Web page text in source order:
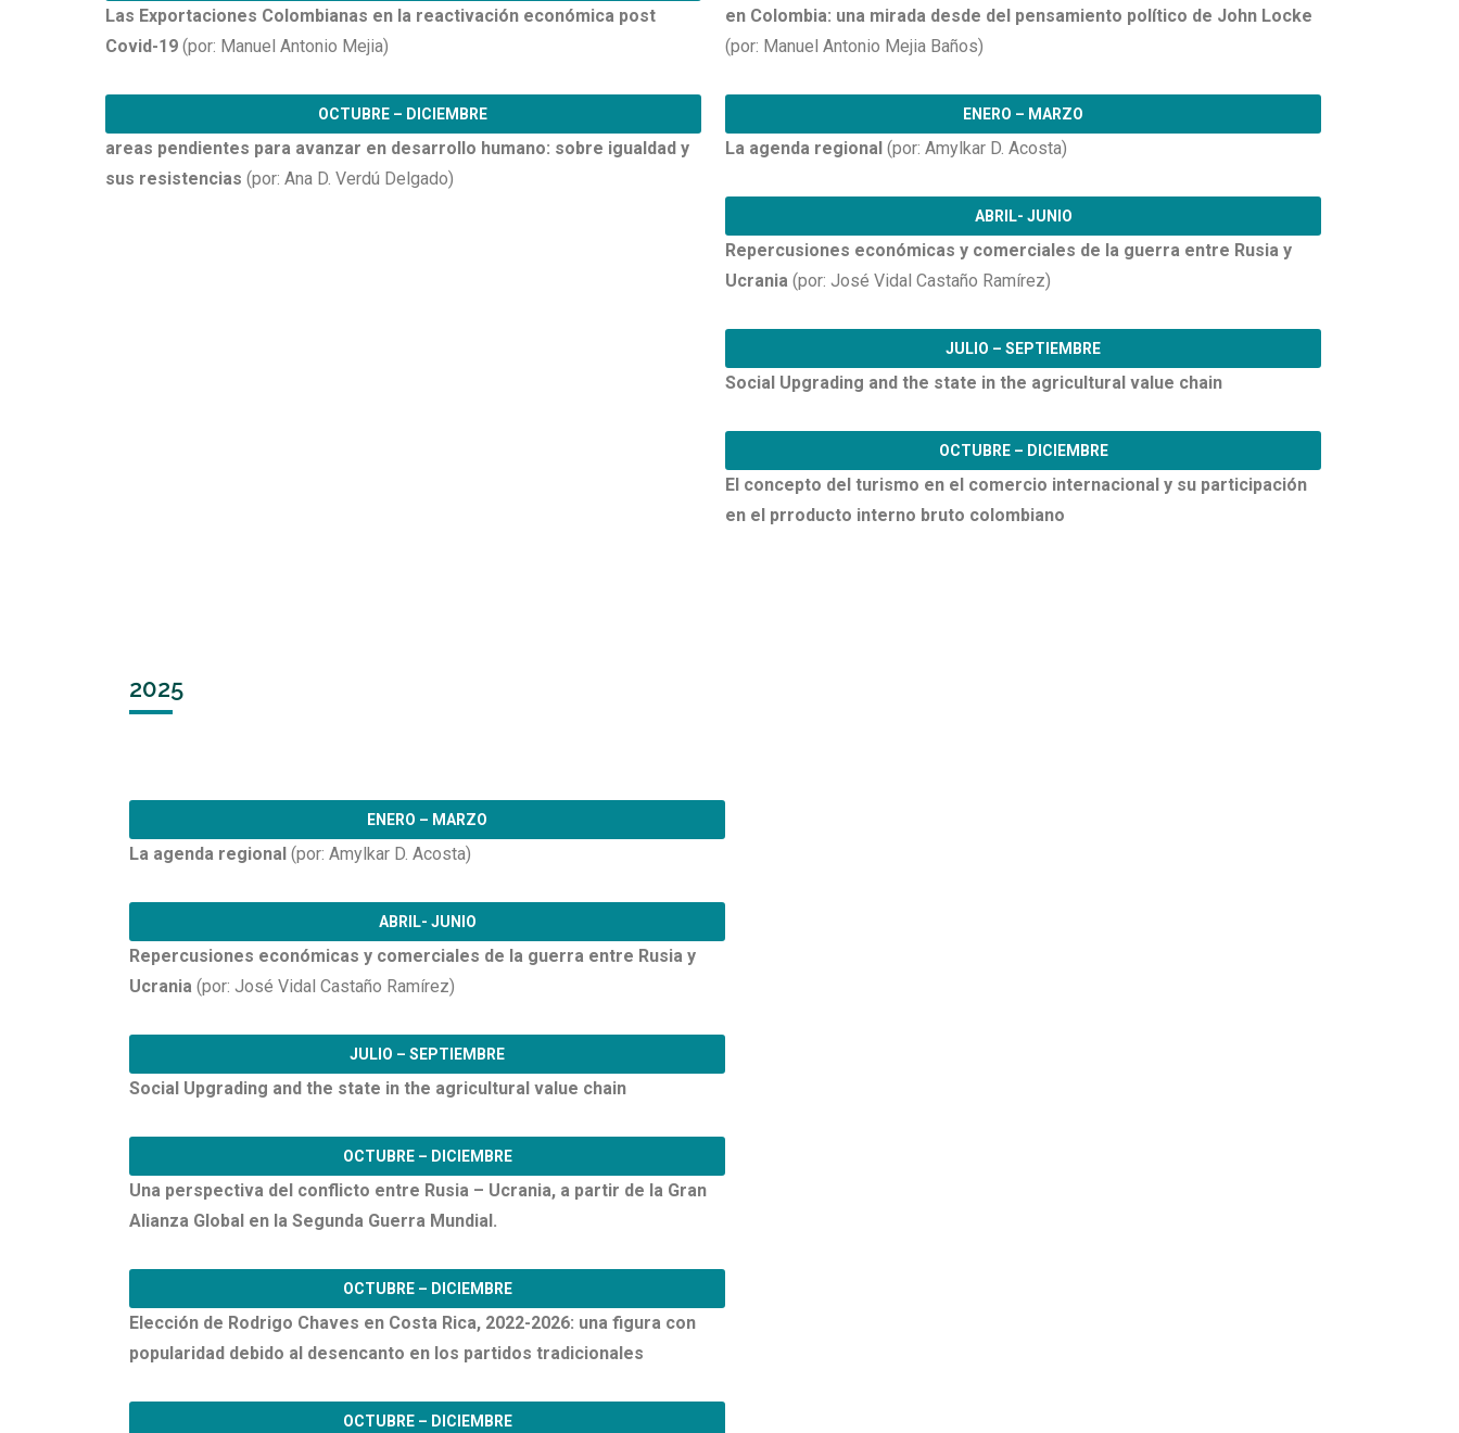
Las Exportaciones Colombianas en la reactivación económica post
Covid-19 (por: Manuel Antonio Mejia)
OCTUBRE – DICIEMBRE
areas pendientes para avanzar en desarrollo humano: sobre igualdad y
sus resistencias (por: Ana D. Verdú Delgado)
en Colombia: una mirada desde del pensamiento político de John Locke
(por: Manuel Antonio Mejia Baños)
ENERO – MARZO
La agenda regional (por: Amylkar D. Acosta)
ABRIL- JUNIO
Repercusiones económicas y comerciales de la guerra entre Rusia y
Ucrania (por: José Vidal Castaño Ramírez)
JULIO – SEPTIEMBRE
Social Upgrading and the state in the agricultural value chain
OCTUBRE – DICIEMBRE
El concepto del turismo en el comercio internacional y su participación
en el prroducto interno bruto colombiano
2025
ENERO – MARZO
La agenda regional (por: Amylkar D. Acosta)
ABRIL- JUNIO
Repercusiones económicas y comerciales de la guerra entre Rusia y
Ucrania (por: José Vidal Castaño Ramírez)
JULIO – SEPTIEMBRE
Social Upgrading and the state in the agricultural value chain
OCTUBRE – DICIEMBRE
Una perspectiva del conflicto entre Rusia – Ucrania, a partir de la Gran
Alianza Global en la Segunda Guerra Mundial.
OCTUBRE – DICIEMBRE
Elección de Rodrigo Chaves en Costa Rica, 2022-2026: una figura con
popularidad debido al desencanto en los partidos tradicionales
OCTUBRE – DICIEMBRE